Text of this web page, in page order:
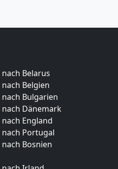
Belarus
Belgien
Bulgarien
Dänemark
England
Portugal
Bosnien